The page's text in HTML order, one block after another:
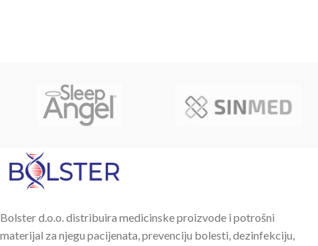
Bolster d.o.o. distribuira medicinske proizvode i potrošni
materijal za njegu pacijenata, prevenciju bolesti, dezinfekciju,